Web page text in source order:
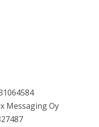
Messaging Oy